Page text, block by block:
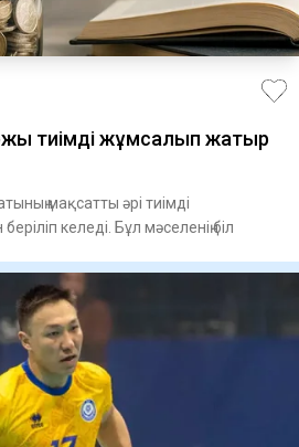
тиімді жұмсалып жатыр
мақсатты әрі тиімді
келеді. Бұл мәселенің біл